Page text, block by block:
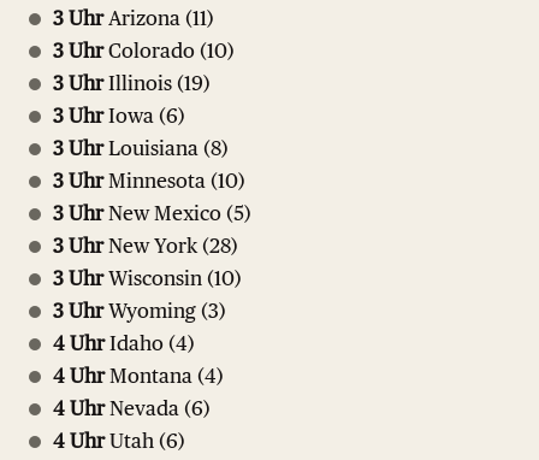
3 UhrArizona (11)
3 UhrColorado (10)
3 UhrIllinois (19)
3 UhrIowa (6)
3 UhrLouisiana (8)
3 UhrMinnesota (10)
3 UhrNew Mexico (5)
3 UhrNew York (28)
3 UhrWisconsin (10)
3 UhrWyoming (3)
4 UhrIdaho (4)
4 UhrMontana (4)
4 UhrNevada (6)
4 UhrUtah (6)